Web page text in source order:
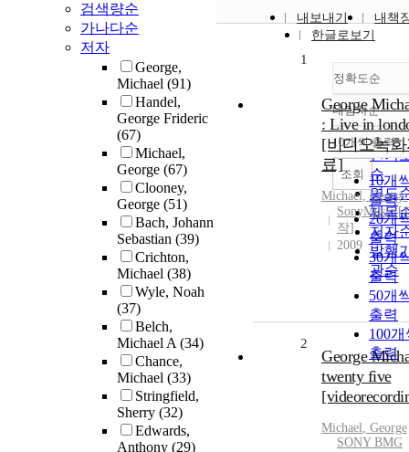
검색량순
가나다순
저자
George,
Michael (91)
Handel,
George Frideric
(67)
Michael,
George (67)
Clooney,
George (51)
Bach, Johann
Sebastian (39)
Crichton,
Michael (38)
Wyle, Noah
(37)
Belch,
Michael A(34)
Chance,
Michael (33)
Stringfield,
Sherry (32)
Edwards,
Anthony (29)
내보내기
내책
한글로보기
정확도순
정확
순
인기
순
연도
제목
저자
발행
관순
내림차순
내림
10개씩 출력
10개
출력
20개
출력
30개
출력
50개
출력
100개
출력
조회
1
George
: Live in
[비디오녹
료]
Michael, George
SonyMusic [
작]
2009
2
George
twenty five
Michael, George
SONY BMG